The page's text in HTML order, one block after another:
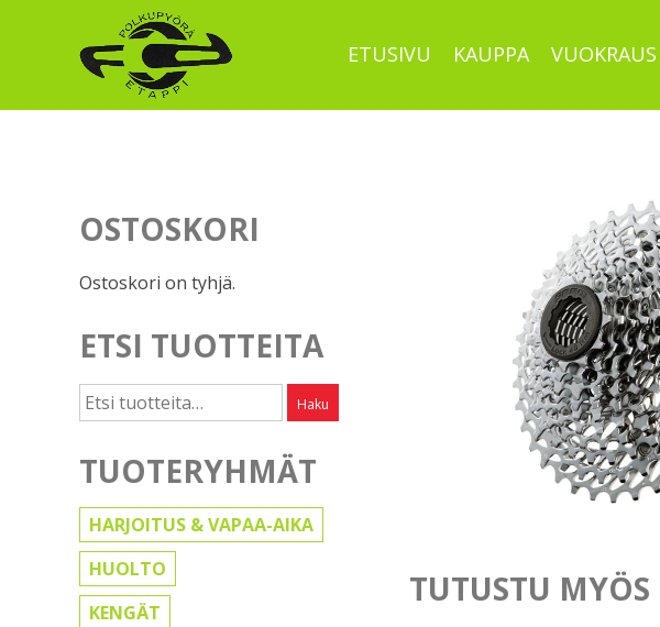
ETUSIVU KAUPPA VUOKRAUS
OSTOSKORI
Ostoskori on tyhjä.
ETSI TUOTTEITA
Etsi: Haku
TUOTERYHMÄT
HARJOITUS & VAPAA-AIKA
HUOLTO
KENGÄT
TUTUSTU MYÖS